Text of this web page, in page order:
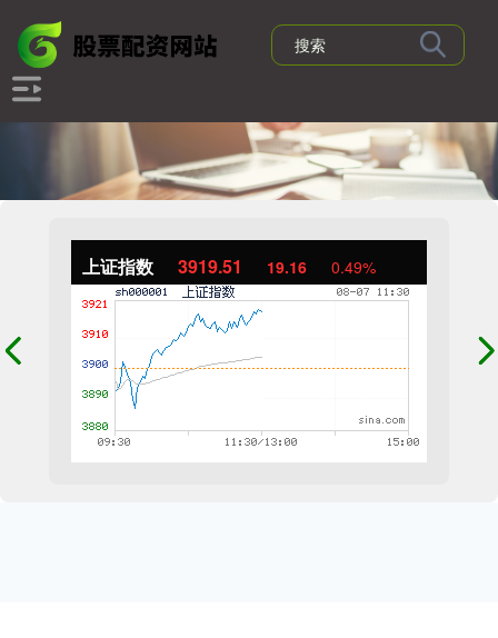
上证指数 3919.51 19.16 0.49%